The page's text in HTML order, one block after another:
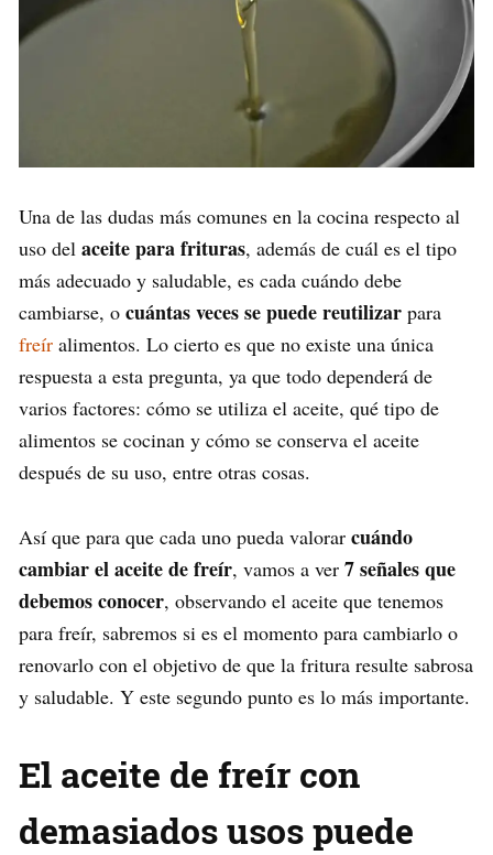
Una de las dudas más comunes en la cocina respecto al
uso del aceite para frituras, además de cuál es el tipo
más adecuado y saludable, es cada cuándo debe
cambiarse, o cuántas veces se puede reutilizar para
freír alimentos. Lo cierto es que no existe una única
respuesta a esta pregunta, ya que todo dependerá de
varios factores: cómo se utiliza el aceite, qué tipo de
alimentos se cocinan y cómo se conserva el aceite
después de su uso, entre otras cosas.
Así que para que cada uno pueda valorar cuándo
cambiar el aceite de freír, vamos a ver 7 señales que
debemos conocer, observando el aceite que tenemos
para freír, sabremos si es el momento para cambiarlo o
renovarlo con el objetivo de que la fritura resulte sabrosa
y saludable. Y este segundo punto es lo más importante.
El aceite de freír con
demasiados usos puede